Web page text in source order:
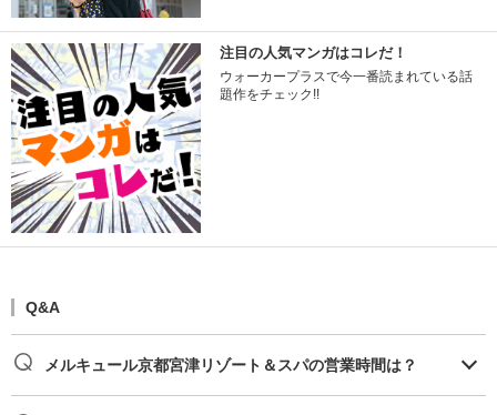
注目の人気マンガはコレだ！
ウォーカープラスで今一番読まれている話
題作をチェック!!
Q&A
メルキュール京都宮津リゾート＆スパの営業時間は？